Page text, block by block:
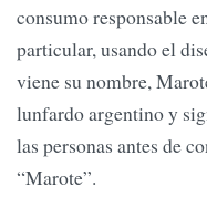
consumo responsable
particular, usando el
viene su nombre,
lunfardo argentino y
las personas antes de
“Marote”.